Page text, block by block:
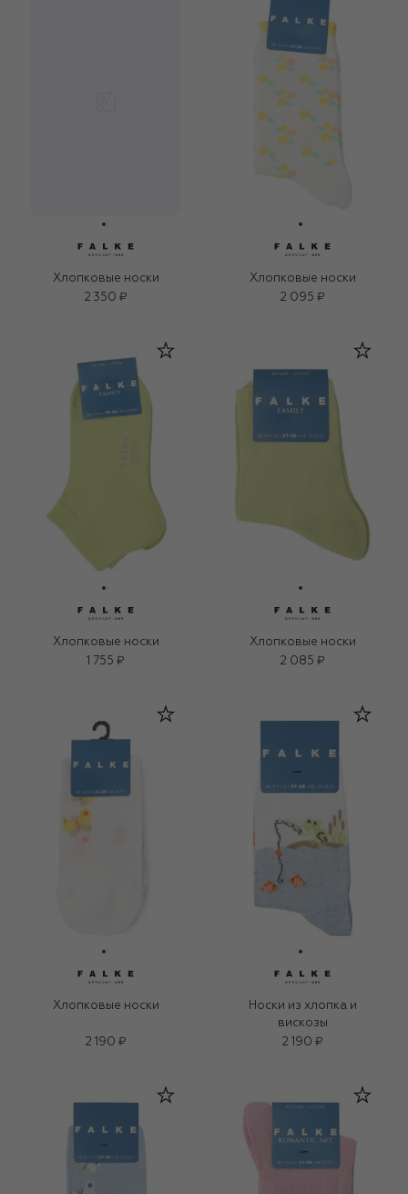
Хлопковые носки
2 350 ₽
Хлопковые носки
2 095 ₽
Хлопковые носки
1 755 ₽
Хлопковые носки
2 085 ₽
Хлопковые носки
2 190 ₽
Носки из хлопка и
вискозы
2 190 ₽